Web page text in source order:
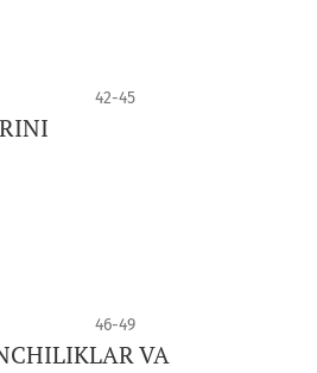
42-45
46-49
VA